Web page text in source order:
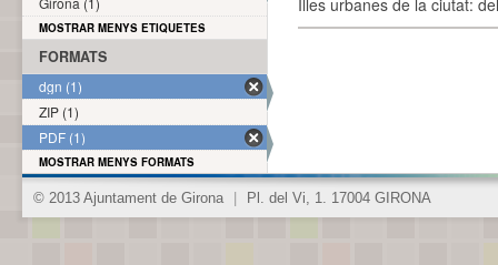
Illes urbanes de la ciutat:
MOSTRAR MENYS ETIQUETES
FORMATS
dgn (1)
ZIP (1)
PDF (1)
MOSTRAR MENYS FORMATS
© 2013 Ajuntament de Girona Pl. del Vi, 1. 17004 GIRONA